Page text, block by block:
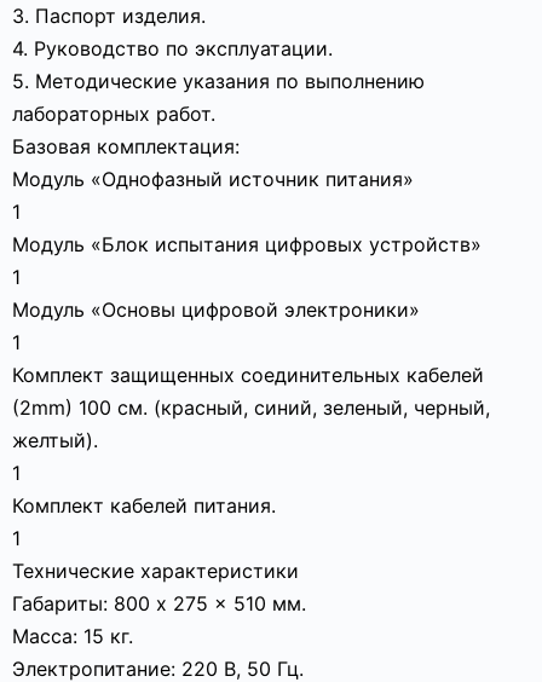
3. Паспорт изделия.
4. Руководство по эксплуатации.
5. Методические указания по выполнению
лабораторных работ.
Базовая комплектация:
Модуль «Однофазный источник питания»
1
Модуль «Блок испытания цифровых устройств»
1
Модуль «Основы цифровой электроники»
1
Комплект защищенных соединительных кабелей
(2mm) 100 cм. (красный, синий, зеленый, черный,
желтый).
1
Комплект кабелей питания.
1
Технические характеристики
Габариты: 800 x 275 x 510 мм.
Масса: 15 кг.
Электропитание: 220 В, 50 Гц.